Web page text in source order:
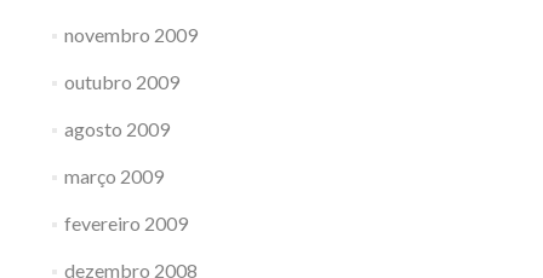
novembro 2009
outubro 2009
agosto 2009
março 2009
fevereiro 2009
dezembro 2008